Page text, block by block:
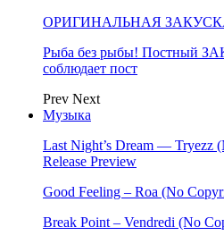
ОРИГИНАЛЬНАЯ ЗАКУСКА
Рыба без рыбы! Постный
соблюдает пост
Prev Next
Музыка
Last Night’s Dream — Tryezz
Release Preview
Good Feeling – Roa (No
Break Point – Vendredi (No